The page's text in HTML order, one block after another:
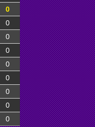
0
0
0
0
0
0
0
0
0